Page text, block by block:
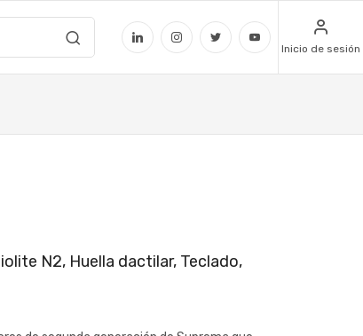
Inicio de sesión
N2, Huella dactilar, Teclado,